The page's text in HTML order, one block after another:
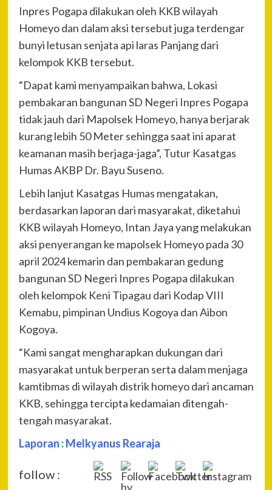
Inpres Pogapa dilakukan oleh KKB wilayah
Homeyo dan dalam aksi tersebut juga terdengar
bunyi letusan senjata api laras Panjang dari
kelompok KKB tersebut.
“Dapat kami menyampaikan bahwa, Lokasi
pembakaran bangunan SD Negeri Inpres Pogapa
tidak jauh dari Mapolsek Homeyo, hanya berjarak
kurang lebih 50 Meter sehingga saat ini aparat
keamanan masih berjaga-jaga”, Tutur Kasatgas
Humas AKBP Dr. Bayu Suseno.
Lebih lanjut Kasatgas Humas mengatakan,
berdasarkan laporan dari masyarakat, diketahui
KKB wilayah Homeyo, Intan Jaya yang melakukan
aksi penyerangan ke mapolsek Homeyo pada 30
april 2024 kemarin dan pembakaran gedung
bangunan SD Negeri Inpres Pogapa dilakukan
oleh kelompok Keni Tipagau dari Kodap VIII
Kemabu, pimpinan Undius Kogoya dan Aibon
Kogoya.
“Kami sangat mengharapkan dukungan dari
masyarakat untuk berperan serta dalam menjaga
kamtibmas di wilayah distrik homeyo dari ancaman
KKB, sehingga tercipta kedamaian ditengah-
tengah masyarakat.
Laporan : Melkyanus Rearaja
follow :